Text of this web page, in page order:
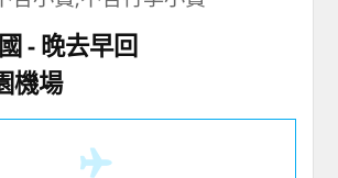
晚去早回
機場